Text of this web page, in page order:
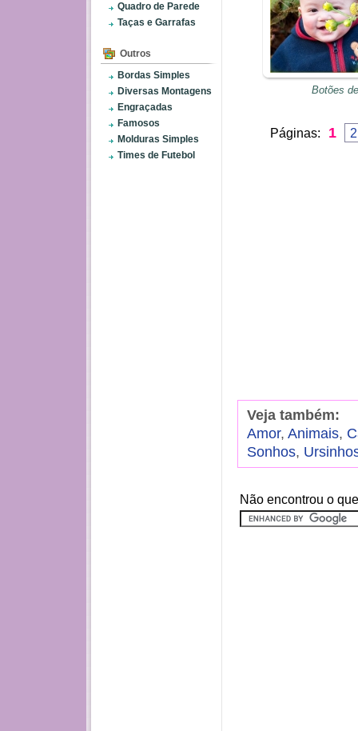
Quadro de Parede
Taças e Garrafas
Outros
Bordas Simples
Diversas Montagens
Engraçadas
Famosos
Molduras Simples
Times de Futebol
Botões
Páginas: 1 2
Veja também:
Amor, Animais,
Sonhos,
Não encontrou o